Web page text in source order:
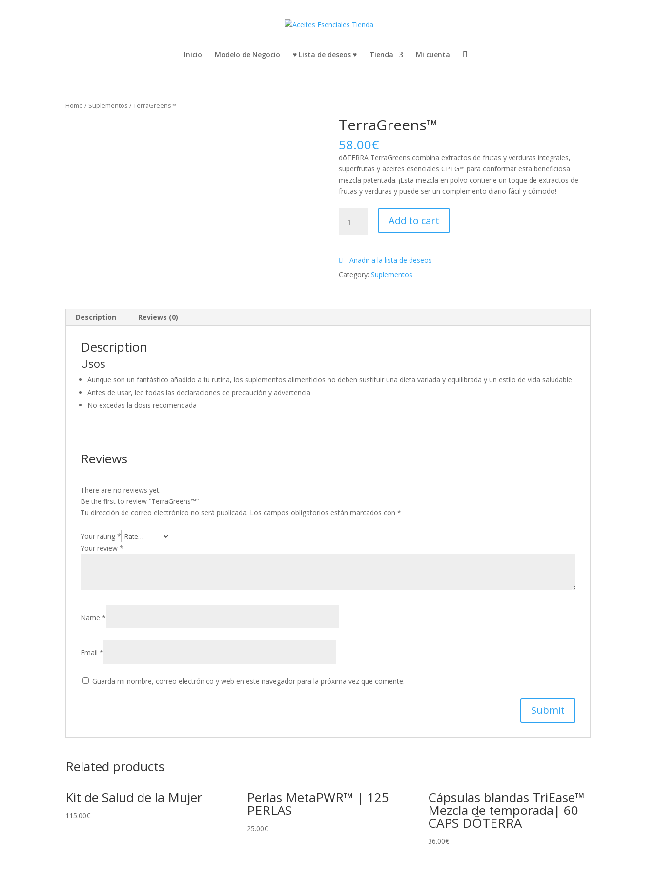
Inicio Modelo de Negocio ♥ Lista de deseos ♥ Tienda Mi cuenta
Home / Suplementos / TerraGreens™
TerraGreens™
58.00€
dōTERRA TerraGreens combina extractos de frutas y verduras integrales,
superfrutas y aceites esenciales CPTG™ para conformar esta beneficiosa
mezcla patentada. ¡Esta mezcla en polvo contiene un toque de extractos de
frutas y verduras y puede ser un complemento diario fácil y cómodo!
quantity
Add to cart
Añadir a la lista de deseos
Category: Suplementos
Description Reviews (0)
Description
Usos
Aunque son un fantástico añadido a tu rutina, los suplementos alimenticios no deben sustituir una dieta variada y equilibrada y un estilo de vida saludable
Antes de usar, lee todas las declaraciones de precaución y advertencia
No excedas la dosis recomendada
Reviews
There are no reviews yet.
Be the first to review “TerraGreens™”
Tu dirección de correo electrónico no será publicada. Los campos obligatorios están marcados con*
Your rating*
Your review*
Name*
Email*
Guarda mi nombre, correo electrónico y web en este navegador para la próxima vez que comente.
Related products
Kit de Salud de la Mujer
115.00€
Perlas MetaPWR™ | 125
PERLAS
25.00€
Cápsulas blandas TriEase™
Mezcla de temporada| 60
CAPS DŌTERRA
36.00€